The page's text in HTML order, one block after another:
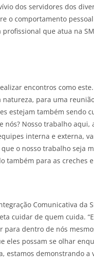
dos servidores dos
o comportamento
que atua na
encontros como este.
para uma
estejam também sendo
Nosso trabalho aqui,
interna e externa,
o nosso trabalho seja
também para as creches
Comunicativa da
cuidar de quem cuida.
dentro de nós
eles possam se olhar
estamos demonstrando a